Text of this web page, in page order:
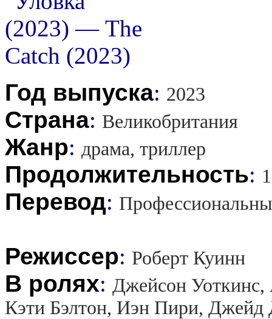
Год выпуска: 2023
Страна: Великобритания
Жанр: драма, триллер
Продолжительность:
Перевод:
Режиссер: Роберт Куинн
В ролях: Джейсон Уоткинс,
Кэти Бэлтон, Иэн Пири, Джейд